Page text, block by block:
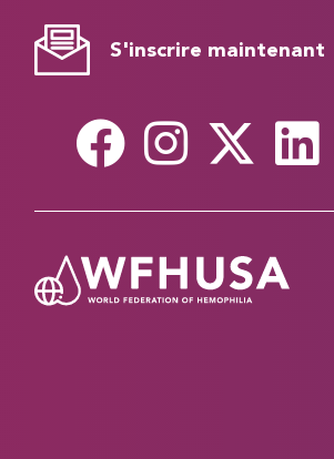
S'inscrire maintenant